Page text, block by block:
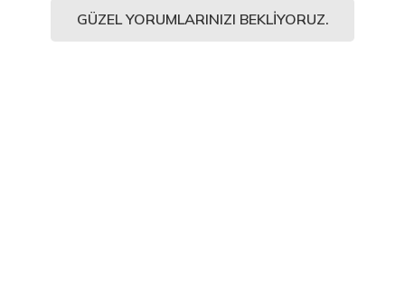
GÜZEL YORUMLARINIZI BEKLIYORUZ.